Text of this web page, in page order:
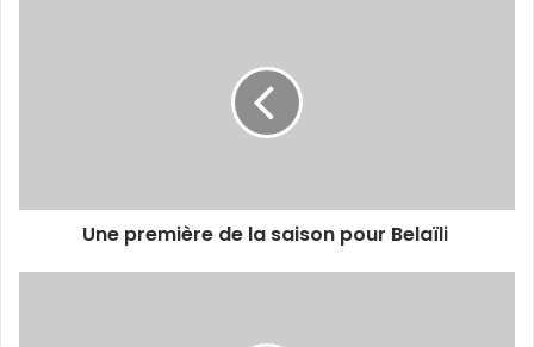
Une première de la saison pour Belaïli